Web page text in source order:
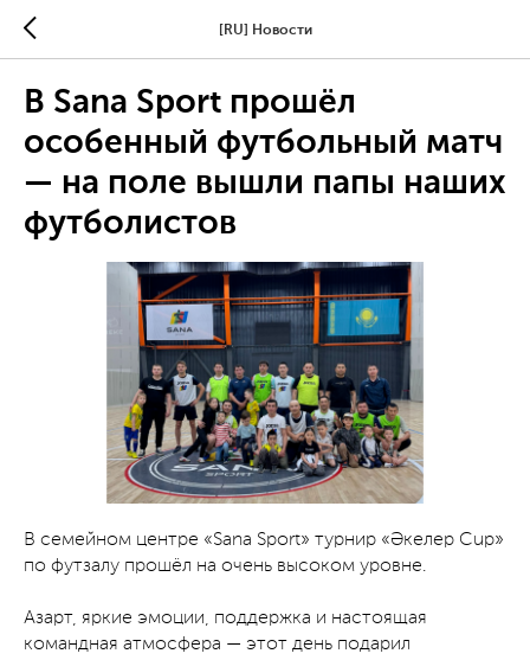
[RU] Новости
В Sana Sport прошёл
особенный футбольный матч
— на поле вышли папы наших
футболистов
В семейном центре «Sana Sport» турнир «Әкелер Cup»
по футзалу прошёл на очень высоком уровне.
Азарт, яркие эмоции, поддержка и настоящая
командная атмосфера — этот день подарил